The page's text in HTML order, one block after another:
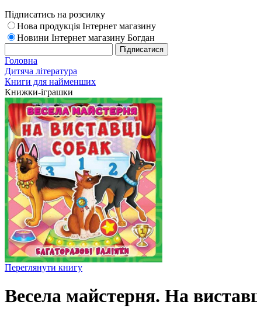
Підписатись на розсилку
Нова продукція Інтернет магазину
Новини Інтернет магазину Богдан
Головна
Дитяча література
Книги для найменших
Книжки-іграшки
Переглянути книгу
Весела майстерня. На